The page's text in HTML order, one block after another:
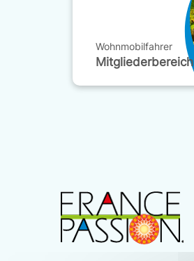
Wohnmobilfahrer
Mitgliederbereich